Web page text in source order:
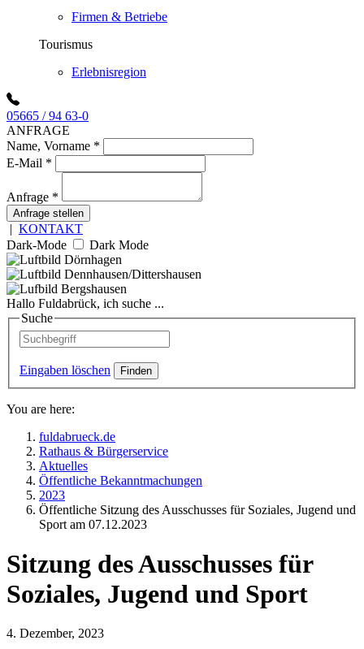
Firmen & Betriebe
Tourismus
Erlebnisregion
05665 / 94 63-0
ANFRAGE
Name, Vorname *
E-Mail *
Anfrage *
Anfrage stellen
| KONTAKT
Dark-Mode
Dark Mode
Hallo Fuldabrück, ich suche ...
Suche
Eingaben löschen
You are here:
fuldabrueck.de
Rathaus & Bürgerservice
Aktuelles
Öffentliche Bekanntmachungen
2023
Öffentliche Sitzung des Ausschusses für Soziales, Jugend und
Sport am 07.12.2023
Sitzung des Ausschusses für
Soziales, Jugend und Sport
4. Dezember, 2023